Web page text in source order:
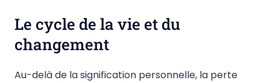
Le cycle de la vie et du
changement
Au-delà de la signification personnelle, la perte